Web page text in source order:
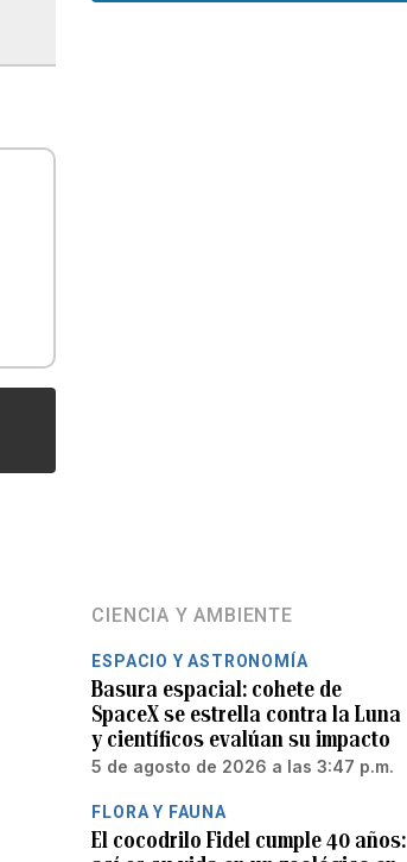
CIENCIA Y AMBIENTE
ESPACIO Y ASTRONOMÍA
Basura espacial: cohete de
SpaceX se estrella contra la Luna
y científicos evalúan su impacto
5 de agosto de 2026 a las 3:47 p.m.
FLORA Y FAUNA
El cocodrilo Fidel cumple 40 años: